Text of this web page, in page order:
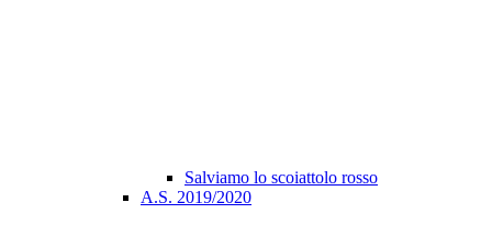
Salviamo lo scoiattolo rosso
A.S. 2019/2020